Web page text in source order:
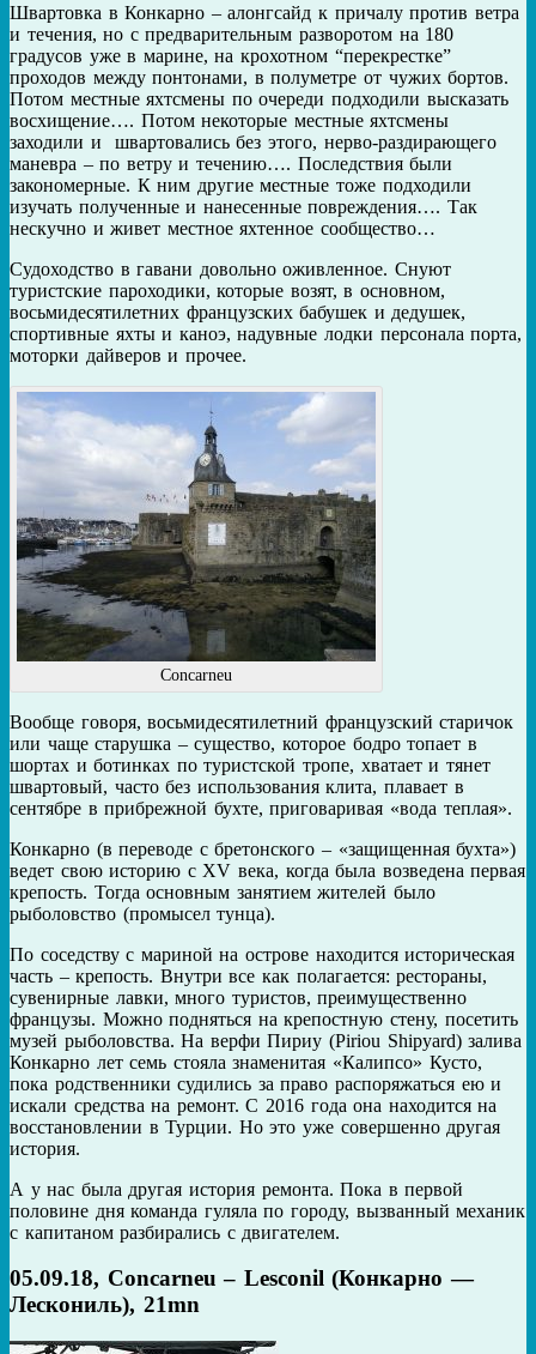
Швартовка в Конкарно – алонгсайд к причалу против ветра
и течения, но с предварительным разворотом на 180
градусов уже в марине, на крохотном “перекрестке”
проходов между понтонами, в полуметре от чужих бортов.
Потом местные яхтсмены по очереди подходили высказать
восхищение…. Потом некоторые местные яхтсмены
заходили и швартовались без этого, нерво-раздирающего
маневра – по ветру и течению…. Последствия были
закономерные. К ним другие местные тоже подходили
изучать полученные и нанесенные повреждения…. Так
нескучно и живет местное яхтенное сообщество…
Судоходство в гавани довольно оживленное. Снуют
туристские пароходики, которые возят, в основном,
восьмидесятилетних французских бабушек и дедушек,
спортивные яхты и каноэ, надувные лодки персонала порта,
моторки дайверов и прочее.
Concarneu
Вообще говоря, восьмидесятилетний французский старичок
или чаще старушка – существо, которое бодро топает в
шортах и ботинках по туристской тропе, хватает и тянет
швартовый, часто без использования клита, плавает в
сентябре в прибрежной бухте, приговаривая «вода теплая».
Конкарно (в переводе с бретонского – «защищенная бухта»)
ведет свою историю с XV века, когда была возведена первая
крепость. Тогда основным занятием жителей было
рыболовство (промысел тунца).
По соседству с мариной на острове находится историческая
часть – крепость. Внутри все как полагается: рестораны,
сувенирные лавки, много туристов, преимущественно
французы. Можно подняться на крепостную стену, посетить
музей рыболовства. На верфи Пириу (Piriou Shipyard) залива
Конкарно лет семь стояла знаменитая «Калипсо» Кусто,
пока родственники судились за право распоряжаться ею и
искали средства на ремонт. С 2016 года она находится на
восстановлении в Турции. Но это уже совершенно другая
история.
А у нас была другая история ремонта. Пока в первой
половине дня команда гуляла по городу, вызванный механик
с капитаном разбирались с двигателем.
05.09.18, Concarneu – Lesconil (Конкарно —
Лескониль), 21mn